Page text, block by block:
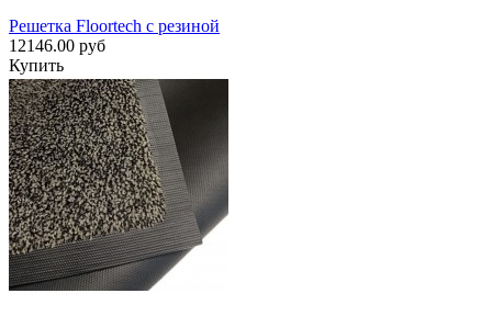
Решетка Floortech с резиной
12146.00 руб
Купить